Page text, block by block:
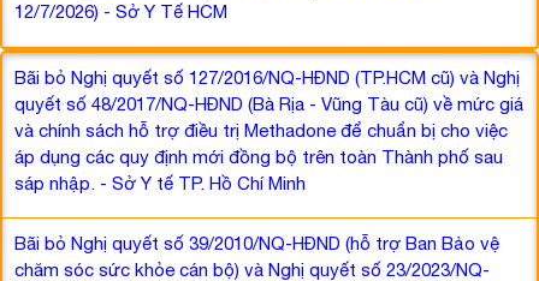
12/7/2026) - Sở Y Tế HCM
Bãi bỏ Nghị quyết số 127/2016/NQ-HĐND (TP.HCM cũ) và Nghị
quyết số 48/2017/NQ-HĐND (Bà Rịa - Vũng Tàu cũ) về mức giá
và chính sách hỗ trợ điều trị Methadone để chuẩn bị cho việc
áp dụng các quy định mới đồng bộ trên toàn Thành phố sau
sáp nhập. - Sở Y tế TP. Hồ Chí Minh
Bãi bỏ Nghị quyết số 39/2010/NQ-HĐND (hỗ trợ Ban Bảo vệ
chăm sóc sức khỏe cán bộ) và Nghị quyết số 23/2023/NQ-